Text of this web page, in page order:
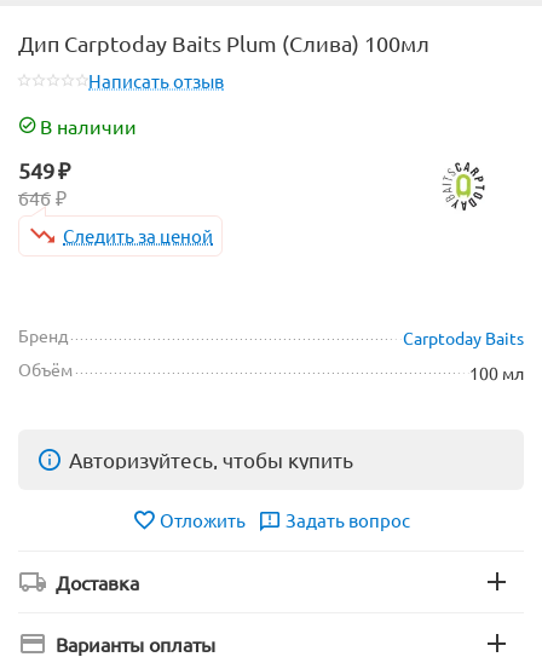
Дип Carptoday Baits Plum (Слива) 100мл
Написать отзыв
В наличии
549₽
646 ₽
Следить за ценой
Бренд
Carptoday Baits
Объём
100 мл
Авторизуйтесь, чтобы купить
Отложить Задать вопрос
Доставка
Варианты оплаты